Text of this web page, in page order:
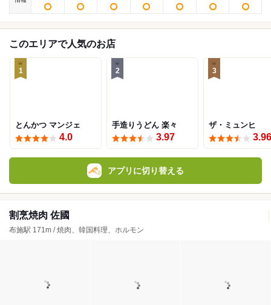
このエリアで人気のお店
1
とんかつ マンジェ
4.0
2
手造りうどん 楽々
3.97
3
ザ・ミュンヒ
3.96
アプリに切り替える
割烹焼肉 佐國
布施駅 171m / 焼肉、韓国料理、ホルモン